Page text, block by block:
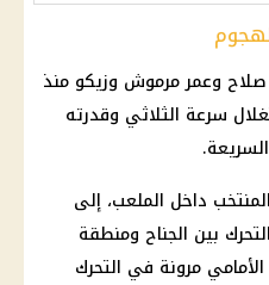
وعمر مرموش وزيكو منذ
سرعة الثلاثي وقدرته
داخل الملعب، إلى
بين الجناح ومنطقة
مرونة في التحرك